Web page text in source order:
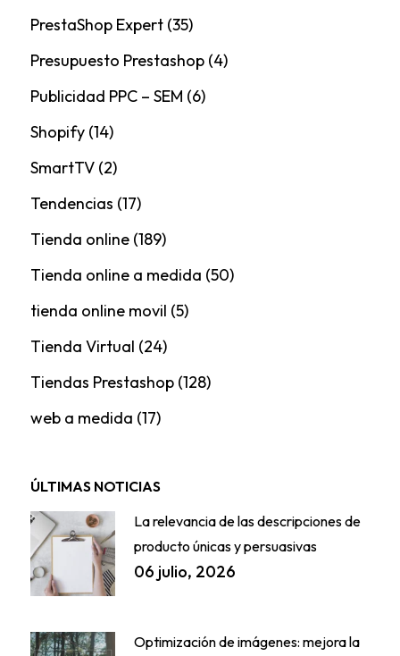
PrestaShop Expert(35)
Presupuesto Prestashop(4)
Publicidad PPC – SEM (6)
Shopify(14)
SmartTV(2)
Tendencias (17)
Tienda online(189)
Tienda online a medida (50)
tienda online movil (5)
Tienda Virtual (24)
Tiendas Prestashop(128)
web a medida (17)
ÚLTIMAS NOTICIAS
La relevancia de las descripciones de
producto únicas y persuasivas
06 julio, 2026
Optimización de imágenes: mejora la